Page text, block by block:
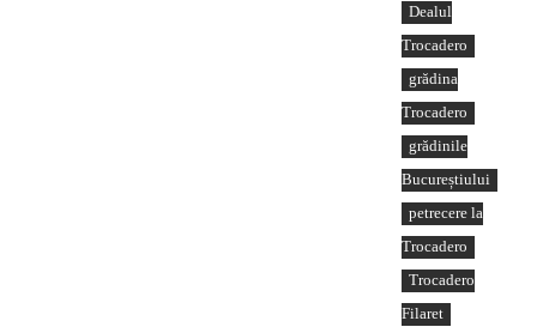
Dealul
Trocadero
grădina
Trocadero
grădinile
Bucureștiului
petrecere la
Trocadero
Trocadero
Filaret